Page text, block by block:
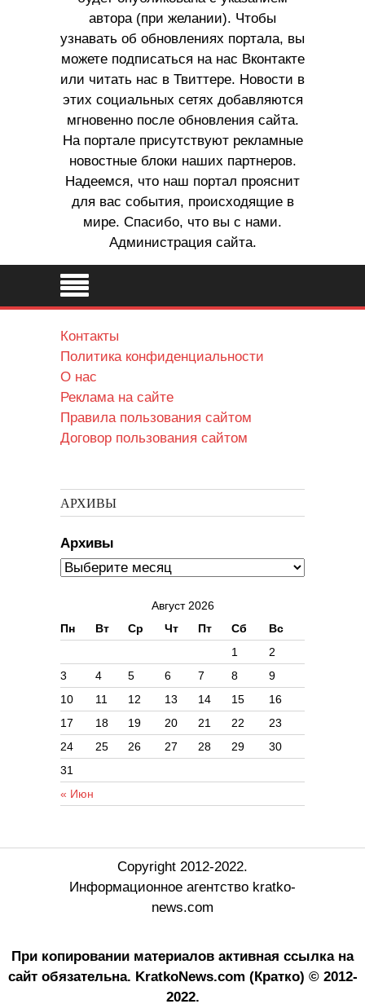
автора (при желании). Чтобы
узнавать об обновлениях портала, вы
можете подписаться на нас Вконтакте
или читать нас в Твиттере. Новости в
этих социальных сетях добавляются
мгновенно после обновления сайта.
На портале присутствуют рекламные
новостные блоки наших партнеров.
Надеемся, что наш портал прояснит
для вас события, происходящие в
мире. Спасибо, что вы с нами.
Администрация сайта.
Контакты
Политика конфиденциальности
О нас
Реклама на сайте
Правила пользования сайтом
Договор пользования сайтом
АРХИВЫ
Архивы
Август 2026
Пн
Вт Ср Чт Пт Сб Вс
« Июн
1
2
3
4 5 6 7 8
9
10
11 12 13 14 15
16
17
18 19 20 21 22
23
24
25 26 27 28 29
30
31
Copyright 2012-2022.
Информационное агентство kratko-
news.com
При копировании материалов активная ссылка на
сайт обязательна. KratkoNews.com (Кратко) © 2012-
2022.